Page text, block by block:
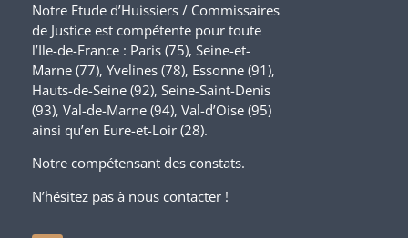
Notre Etude d’Huissiers / Commissaires
de Justice est compétente pour toute
l’Ile-de-France : Paris (75), Seine-et-
Marne (77), Yvelines (78), Essonne (91),
Hauts-de-Seine (92), Seine-Saint-Denis
(93), Val-de-Marne (94), Val-d’Oise (95)
ainsi qu’en Eure-et-Loir (28).
Notre compétensant des constats.
N’hésitez pas à nous contacter !